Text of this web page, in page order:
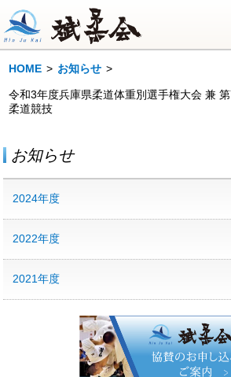
HOME お知らせ
令和3年度兵庫県柔道体重別選手権大会 兼
柔道競技
お知らせ
2024年度
2022年度
2021年度